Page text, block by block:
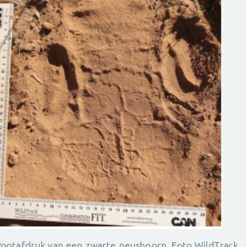
van een zwarte neushoorn. Foto WildTrack.